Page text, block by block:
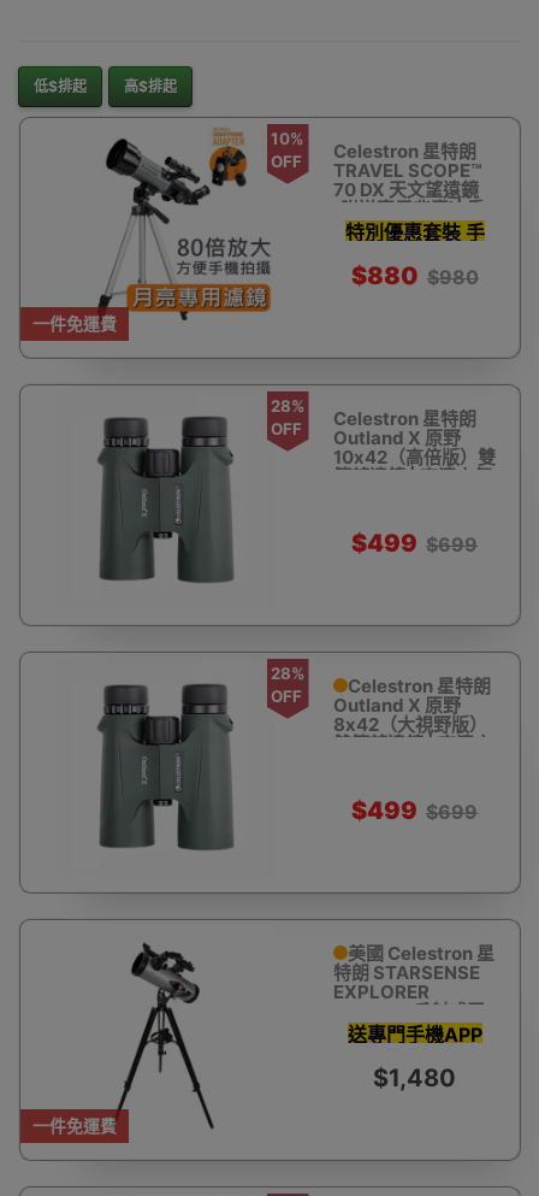
低$排起 高$排起
一件免運費
10%
OFF
Celestron 星特朗
TRAVEL SCOPE™
70 DX 天文望遠鏡
(附送專用背囊)| 香
港行貨
特別優惠套裝 手
機影相支架 濾鏡
天文軟件及更多
$880 $980
28%
OFF
Celestron 星特朗
Outland X 原野
10x42（高倍版）雙
筒望遠鏡 | 高清充氮
$499 $699
28%
OFF
Celestron 星特朗
Outland X 原野
8x42（大視野版）
雙筒望遠鏡 | 高清充
$499 $699
一件免運費
美國 Celestron 星
特朗 STARSENSE
EXPLORER
LT114AZ 反射式天
文望遠鏡(智能手機
輔助尋星)
送專門手機APP
助你瞄準星體 教
你搵星星
$1,480